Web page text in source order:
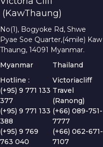
(KawThaung)
No(1), Bogyoke Rd, Shwe
Pyae Soe Quarter,(4mile) Kaw
Thaung, 14091 Myanmar.
Myanmar
Hotline :
(+95) 9 771 133
377
(+95) 9 771 133
388
(+95) 9 769
763 040
Thailand
Victoriacliff
Travel
(Ranong)
(+66) 089-751-
7777
(+66) 062-671-
7107